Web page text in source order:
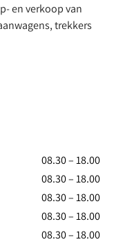
en verkoop van
trekkers
08.30 – 18.00
08.30 – 18.00
08.30 – 18.00
08.30 – 18.00
08.30 – 18.00